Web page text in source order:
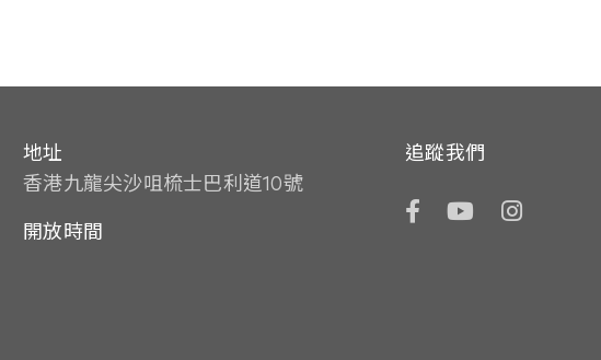
地址
香港九龍尖沙咀梳士巴利道10號
開放時間
追蹤我們
FacebookYouTube